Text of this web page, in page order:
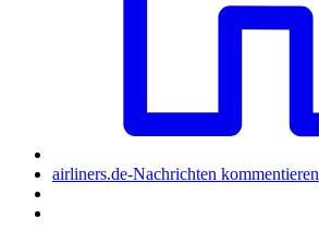
airliners.de-Nachrichten kommentieren